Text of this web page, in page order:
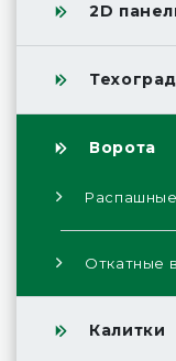
2D
Ворота
Откатные
Калитки